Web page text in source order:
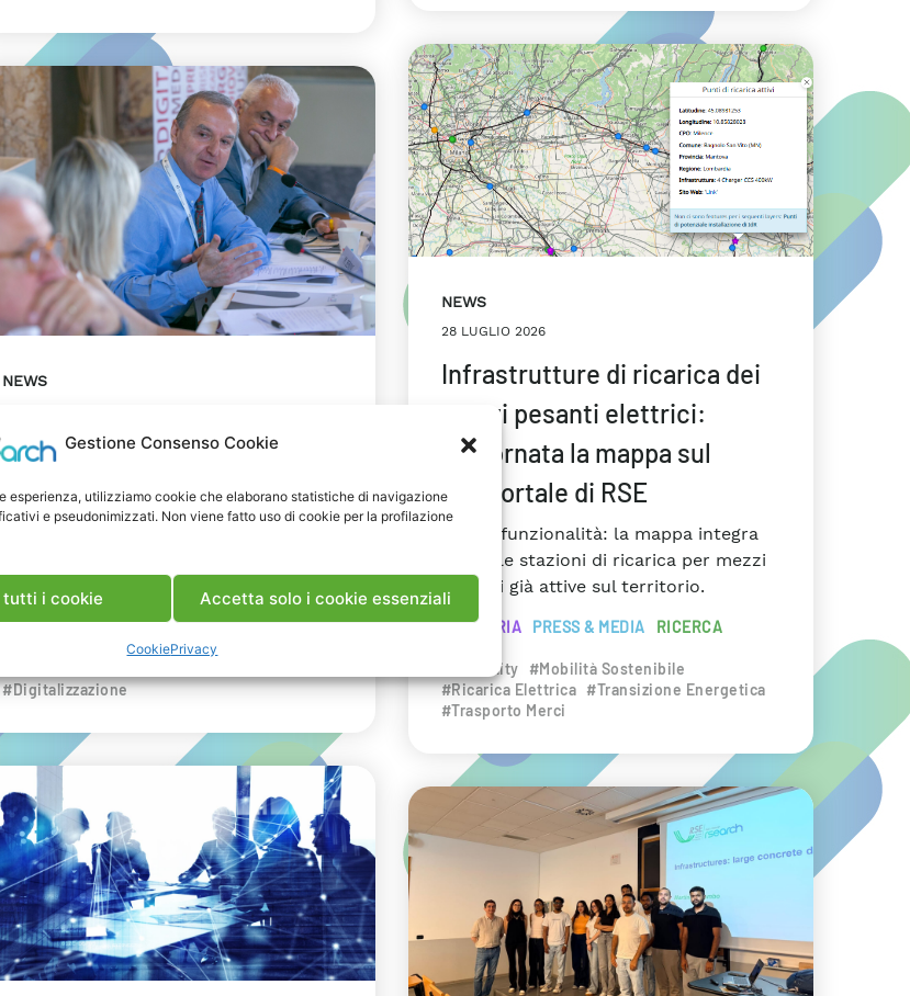
Gestione Consenso Cookie
esperienza, utilizziamo cookie che elaborano statistiche di navigazione
e pseudonimizzati. Non viene fatto uso di cookie per la profilazione
i cookie Accetta solo i cookie essenziali
CookiePrivacy
NEWS
Presentazione del Rapporto
Innov-E 2026
del convegno targato I-Com.
INDUSTRIA RICERCA
#Digitalizzazione
NEWS
28 LUGLIO 2026
Infrastrutture di ricarica dei
mezzi pesanti elettrici:
aggiornata la mappa sul
Geoportale di RSE
Nuova funzionalità: la mappa integra
anche le stazioni di ricarica per mezzi
pesanti già attive sul territorio.
INDUSTRIA PRESS & MEDIA RICERCA
#eMobility
#Mobilità Sostenibile
#Ricarica Elettrica #Transizione Energetica
#Trasporto Merci